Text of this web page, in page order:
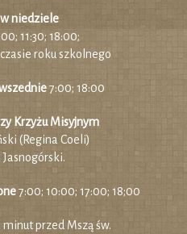
w niedziele
11:30; 18:00;
roku szkolnego
7:00; 18:00
Krzyżu Misyjnym
(Regina Coeli)
Jasnogórski.
7:00; 10:00; 17:00; 18;00
przed Mszą św.